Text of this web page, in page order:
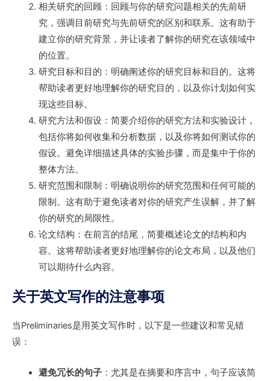
相关研究的回顾：回顾与你的研究问题相关的先前研
究，强调目前研究与先前研究的区别和联系。这有助于
建立你的研究背景，并让读者了解你的研究在该领域中
的位置。
研究目标和目的：明确阐述你的研究目标和目的。这将
帮助读者更好地理解你的研究目的，以及你计划如何实
现这些目标。
研究方法和假设：简要介绍你的研究方法和实验设计，
包括你将如何收集和分析数据，以及你将如何测试你的
假设。避免详细描述具体的实验步骤，而是集中于你的
整体方法。
研究范围和限制：明确说明你的研究范围和任何可能的
限制。这有助于避免读者对你的研究产生误解，并了解
你的研究的局限性。
论文结构：在前言的结尾，简要概述论文的结构和内
容。这将帮助读者更好地理解你的论文布局，以及他们
可以期待什么内容。
关于英文写作的注意事项
当Preliminaries是用英文写作时，以下是一些建议和常见错
误：
避免冗长的句子：尤其是在摘要和序言中，句子应该简